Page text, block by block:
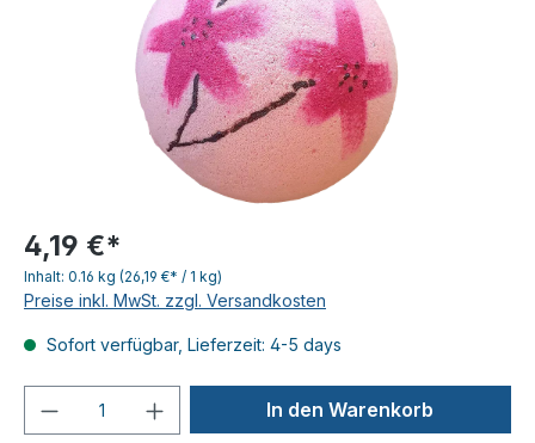
4,19 €*
Inhalt: 0.16 kg (26,19 €* / 1 kg)
Preise inkl. MwSt. zzgl. Versandkosten
Sofort verfügbar, Lieferzeit: 4-5 days
Produkt Anzahl: Gib denIn den Warenkorb